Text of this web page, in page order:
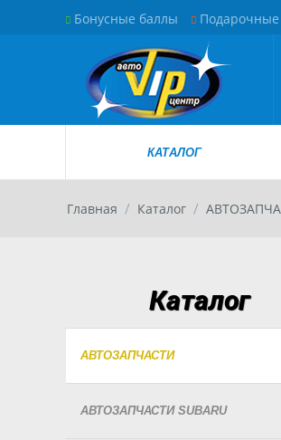
Бонусные баллы
КАТАЛОГ
Главная / Каталог /
Каталог
АВТОЗАПЧАСТИ
АВТОЗАПЧАСТИ SUBARU